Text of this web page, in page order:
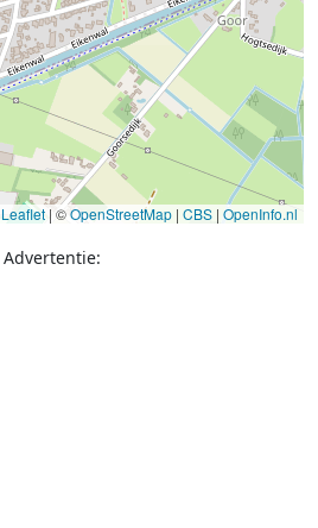
Leaflet | ©OpenStreetMap | CBS | OpenInfo.nl
Advertentie: